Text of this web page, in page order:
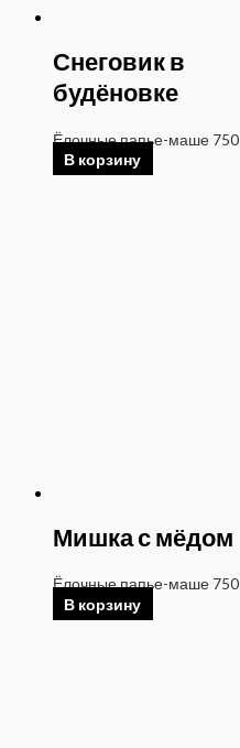
Снеговик в
будёновке
Ёлочные папье-маше 750
В корзину
Мишка с мёдом
Ёлочные папье-маше 750
В корзину